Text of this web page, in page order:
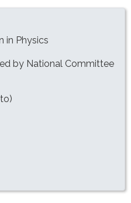
in Physics
by National Committee